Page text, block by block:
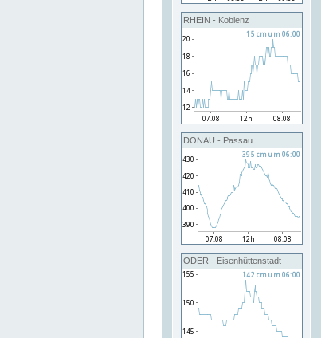
RHEIN - Koblenz
DONAU - Passau
ODER - Eisenhüttenstadt